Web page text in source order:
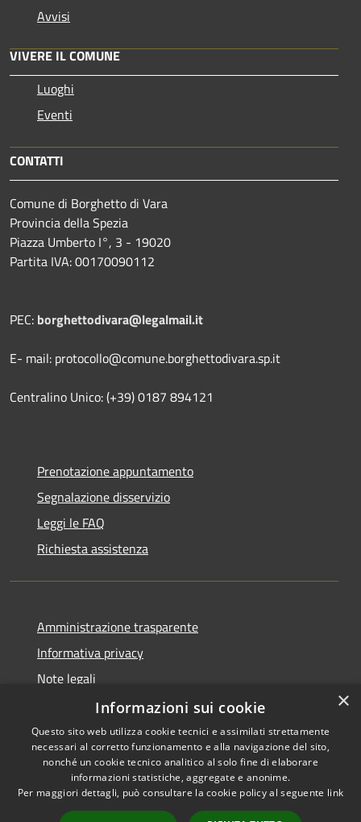
Avvisi
VIVERE IL COMUNE
Luoghi
Eventi
CONTATTI
Comune di Borghetto di Vara
Provincia della Spezia
Piazza Umberto I°, 3 - 19020
Partita IVA: 00170090112
PEC: borghettodivara@legalmail.it
E- mail: protocollo@comune.borghettodivara.sp.it
Centralino Unico: (+39) 0187 894121
Prenotazione appuntamento
Segnalazione disservizio
Leggi le FAQ
Richiesta assistenza
Amministrazione trasparente
Informativa privacy
Note legali
Dichiarazione di accessibilità
RSS
Accessibilità
Copyright © 2026 • Comune di
Borghetto di Vara • Powered
×
Informazioni sui cookie
Questo sito web utilizza cookie tecnici e assimilati strettamente
necessari al corretto funzionamento e alla navigazione del sito,
nonché un cookie tecnico analitico al solo fine di elaborare
informazioni statistiche, aggregate e anonime.
Per maggiori dettagli, può consultare la cookie policy al seguente link